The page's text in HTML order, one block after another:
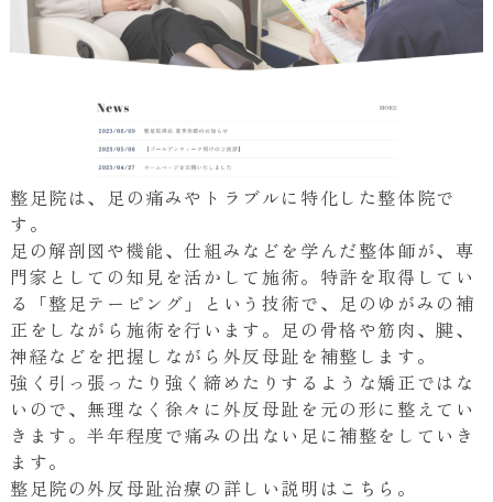
整足院は、足の痛みやトラブルに特化した整体院で
す。
足の解剖図や機能、仕組みなどを学んだ整体師が、専
門家としての知見を活かして施術。特許を取得してい
る「整足テーピング」という技術で、足のゆがみの補
正をしながら施術を行います。足の骨格や筋肉、腱、
神経などを把握しながら外反母趾を補整します。
強く引っ張ったり強く締めたりするような矯正ではな
いので、無理なく徐々に外反母趾を元の形に整えてい
きます。半年程度で痛みの出ない足に補整をしていき
ます。
整足院の外反母趾治療の詳しい説明は こちら 。